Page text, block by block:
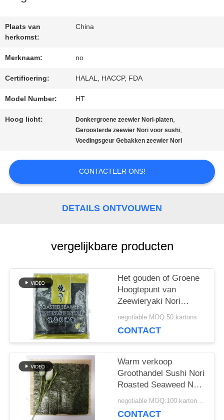
NEEM
CONTACT
MET
ONS
OP
NIEUWS
OFFERTE
SITEMAP
PRIVACYBELEID
Plaats van
herkomst:
China
Merknaam: no
Certificering: HALAL, HACCP, FDA
Model Number: HT
Hoog licht: Donkergroene zeewier Nori-platen,
Geroosterde zeewier Nori voor sushi,
Voedingsgeur Gebakken zeewier Nori
CONTACTEER ONS!
DETAILS ONTVOUWEN
vergelijkbare producten
Het gouden of Groene
Hoogtepunt van
Zeewieryaki Nori
100pcs - grootte
negotiable MOQ:50 kartons
CONTACT
Warm verkoop
Groothandel Sushi Nori
Roasted Seaweed Nori
Sheets
negotiable MOQ:100 kartonnen
CONTACT